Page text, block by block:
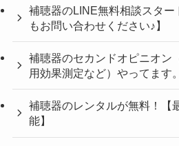
補聴器のLINE無料相談スタ
もお問い合わせください♪】
補聴器のセカンドオピニオン
用効果測定など）やってます。
補聴器のレンタルが無料！【
能】